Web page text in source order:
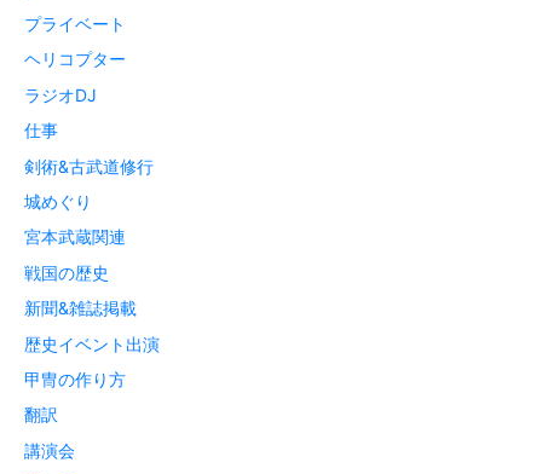
プライベート
ヘリコプター
ラジオDJ
仕事
剣術&古武道修行
城めぐり
宮本武蔵関連
戦国の歴史
新聞&雑誌掲載
歴史イベント出演
甲冑の作り方
翻訳
講演会